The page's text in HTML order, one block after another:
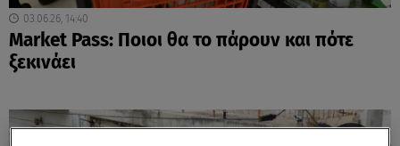
03.06.26, 14:40
Market Pass: Ποιοι θα το πάρουν και πότε
ξεκινάει